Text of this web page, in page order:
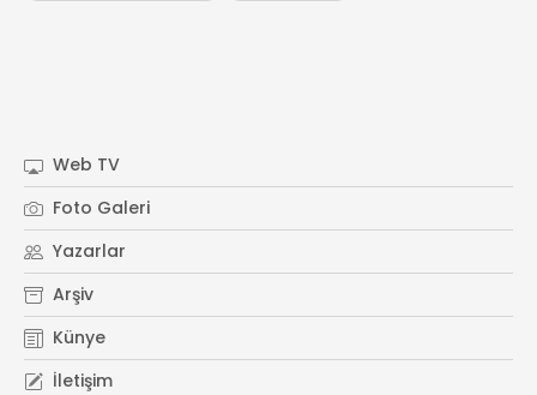
Web TV
Foto Galeri
Yazarlar
Arşiv
Künye
İletişim